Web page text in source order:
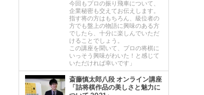
今回もプロの振り飛車について、
企業秘密も交えてお伝えします。
指す将の方はもちろん、級位者の
方でも盤上の物語に興味のある方
でしたら、十分に楽しんでいただ
けることでしょう。
この講座を聞いて、プロの将棋に
いっそう興味がわいた！と感じて
いただければ幸いです」
斎藤慎太郎八段 オンライン講座
「詰将棋作品の美しさと魅力に